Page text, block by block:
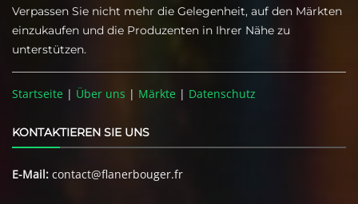
Verpassen Sie nicht mehr die Gelegenheit, auf den Märkten
einzukaufen und die Produzenten in Ihrer Nähe zu
unterstützen.
Startseite | Über uns | Märkte | Datenschutz
KONTAKTIEREN SIE UNS
E-Mail: contact@flanerbouger.fr